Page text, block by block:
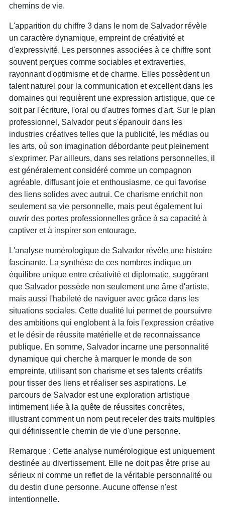
chemins de vie.
L'apparition du chiffre 3 dans le nom de Salvador révèle
un caractère dynamique, empreint de créativité et
d'expressivité. Les personnes associées à ce chiffre sont
souvent perçues comme sociables et extraverties,
rayonnant d'optimisme et de charme. Elles possèdent un
talent naturel pour la communication et excellent dans les
domaines qui requièrent une expression artistique, que ce
soit par l'écriture, l'oral ou d'autres formes d'art. Sur le plan
professionnel, Salvador peut s'épanouir dans les
industries créatives telles que la publicité, les médias ou
les arts, où son imagination débordante peut pleinement
s'exprimer. Par ailleurs, dans ses relations personnelles, il
est généralement considéré comme un compagnon
agréable, diffusant joie et enthousiasme, ce qui favorise
des liens solides avec autrui. Ce charisme enrichit non
seulement sa vie personnelle, mais peut également lui
ouvrir des portes professionnelles grâce à sa capacité à
captiver et à inspirer son entourage.
L'analyse numérologique de Salvador révèle une histoire
fascinante. La synthèse de ces nombres indique un
équilibre unique entre créativité et diplomatie, suggérant
que Salvador possède non seulement une âme d'artiste,
mais aussi l'habileté de naviguer avec grâce dans les
situations sociales. Cette dualité lui permet de poursuivre
des ambitions qui englobent à la fois l'expression créative
et le désir de réussite matérielle et de reconnaissance
publique. En somme, Salvador incarne une personnalité
dynamique qui cherche à marquer le monde de son
empreinte, utilisant son charisme et ses talents créatifs
pour tisser des liens et réaliser ses aspirations. Le
parcours de Salvador est une exploration artistique
intimement liée à la quête de réussites concrètes,
illustrant comment un nom peut receler des traits multiples
qui définissent le chemin de vie d'une personne.
Remarque : Cette analyse numérologique est uniquement
destinée au divertissement. Elle ne doit pas être prise au
sérieux ni comme un reflet de la véritable personnalité ou
du destin d'une personne. Aucune offense n'est
intentionnelle.